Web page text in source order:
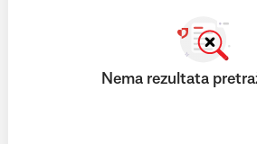
Nema rezultata